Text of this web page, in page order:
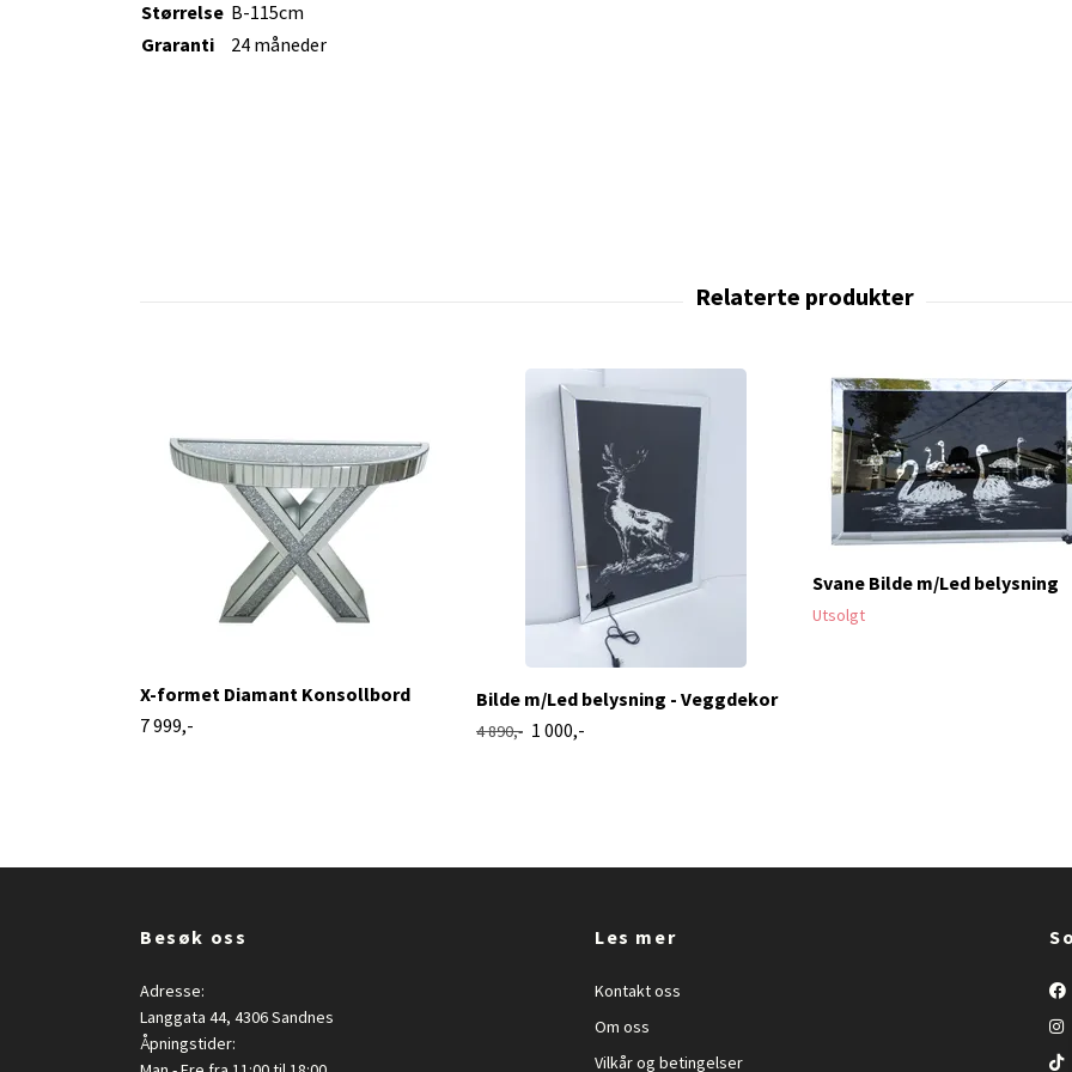
Størrelse B-115cm
Graranti
24 måneder
X-formet Diamant Konsollbord
7 999,-
Bilde m/Led belysning - Veggdekor
4 890,- 1 000,-
Svane Bilde m/Led belysning
Utsolgt
Besøk oss
Adresse:
Langgata 44, 4306 Sandnes
Åpningstider:
Les mer
Kontakt oss
Om oss
Vilkår og betingelser